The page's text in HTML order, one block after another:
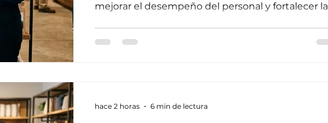
mejorar el desempeño del personal y fortalecer la
hace 2 horas 6 min de lectura